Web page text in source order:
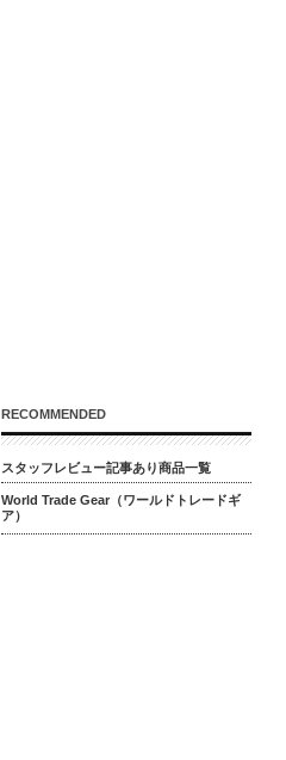
RECOMMENDED
スタッフレビュー記事あり商品一覧
World Trade Gear（ワールドトレードギ
ア）